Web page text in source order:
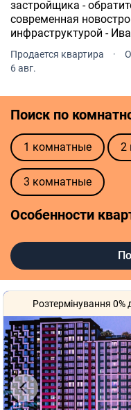
застройщика -
современная
инфраструктурой -
Продается квартира ·
6 авг.
Поиск по
1 комнатные 2
3 комнатные
Особенности
С ремонтом
Розтермінування 0%